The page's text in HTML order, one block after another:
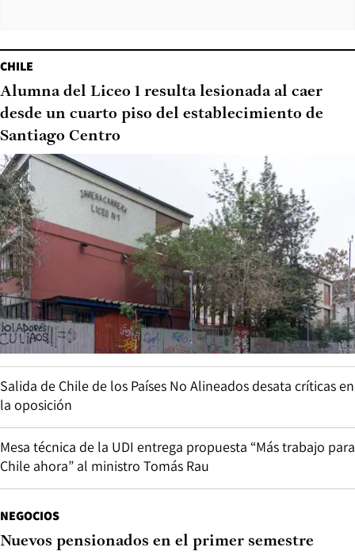
CHILE
Alumna del Liceo 1 resulta lesionada al caer
desde un cuarto piso del establecimiento de
Santiago Centro
Salida de Chile de los Países No Alineados desata críticas en
la oposición
Mesa técnica de la UDI entrega propuesta “Más trabajo para
Chile ahora” al ministro Tomás Rau
NEGOCIOS
Nuevos pensionados en el primer semestre